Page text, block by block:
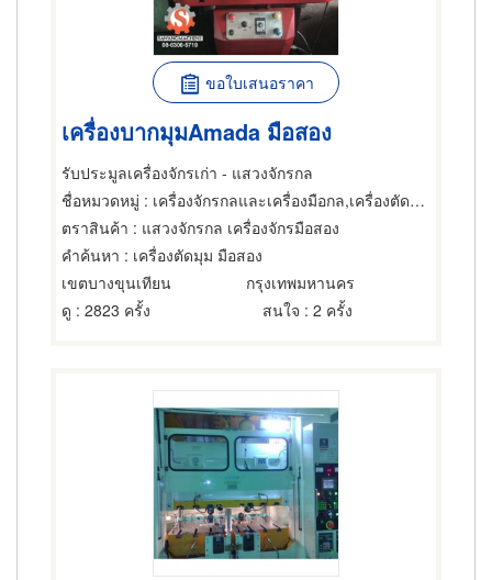
ขอใบเสนอราคา
เครื่องบากมุมAmada มือสอง
รับประมูลเครื่องจักรเก่า - แสวงจักรกล
ชื่อหมวดหมู่ : เครื่องจักรกลและเครื่องมือกล,เครื่องตัดและแต่งผิวโลหะ,ขายส่งและผู้ผลิตชิ้นส่วนและอะไหล่เครื่องจักรกล
ตราสินค้า : แสวงจักรกล เครื่องจักรมือสอง
คำค้นหา : เครื่องตัดมุม มือสอง
เขตบางขุนเทียน
กรุงเทพมหานคร
ดู : 2823 ครั้ง สนใจ : 2 ครั้ง